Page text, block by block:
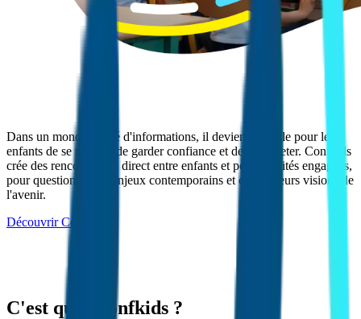
Dans un monde saturé d'informations, il devient difficile pour les
enfants de se repérer, de garder confiance et de se projeter. Confkids
crée des rencontres en direct entre enfants et personnalités engagées,
pour questionner les enjeux contemporains et croiser leurs visions de
l'avenir.
Découvrir Confkids
C'est quoi Confkids ?